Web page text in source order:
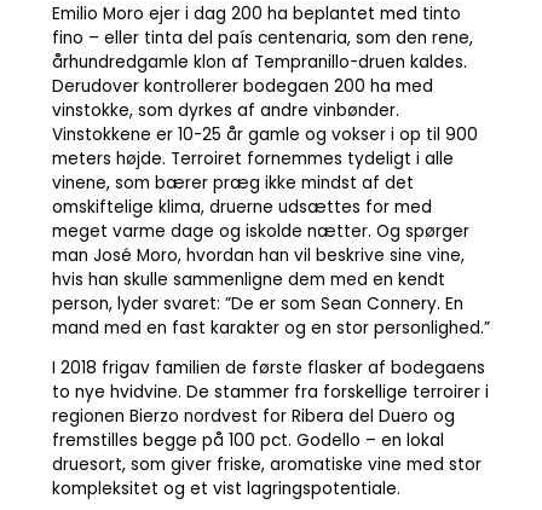
Emilio Moro ejer i dag 200 ha beplantet med tinto
fino – eller tinta del país centenaria, som den rene,
århundredgamle klon af Tempranillo-druen kaldes.
Derudover kontrollerer bodegaen 200 ha med
vinstokke, som dyrkes af andre vinbønder.
Vinstokkene er 10-25 år gamle og vokser i op til 900
meters højde. Terroiret fornemmes tydeligt i alle
vinene, som bærer præg ikke mindst af det
omskiftelige klima, druerne udsættes for med
meget varme dage og iskolde nætter. Og spørger
man José Moro, hvordan han vil beskrive sine vine,
hvis han skulle sammenligne dem med en kendt
person, lyder svaret: ”De er som Sean Connery. En
mand med en fast karakter og en stor personlighed.”
I 2018 frigav familien de første flasker af bodegaens
to nye hvidvine. De stammer fra forskellige terroirer i
regionen Bierzo nordvest for Ribera del Duero og
fremstilles begge på 100 pct. Godello – en lokal
druesort, som giver friske, aromatiske vine med stor
kompleksitet og et vist lagringspotentiale.